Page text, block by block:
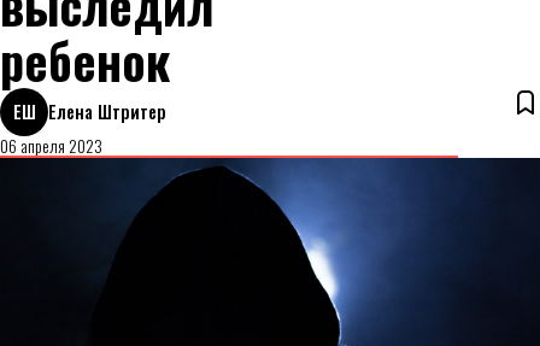
ребенок
ЕШ Елена Штритер
06 апреля 2023